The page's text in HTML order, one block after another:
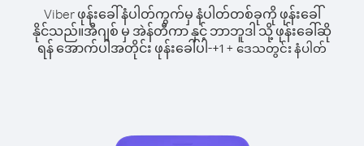
Viber ဖုန်းခေါ်နံပါတ်ကွက်မှ နံပါတ်တစ်ခုကို ဖုန်းခေါ်
နိုင်သည်။အီဂျစ် မှ အဲန်တီကာ နှင့် ဘာဘူဒါ သို့ ဖုန်းခေါ်ဆို
ရန် အောက်ပါအတိုင်း ဖုန်းခေါ်ပါ-+1 + ဒေသတွင်း နံပါတ်